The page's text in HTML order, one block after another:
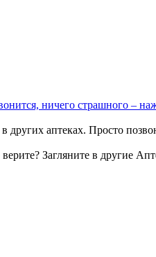
ничего страшного –
других аптеках. Просто
Загляните в другие